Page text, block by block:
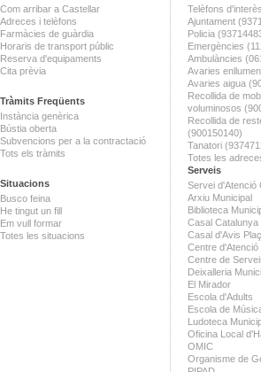
Com arribar a Castellar
Adreces i telèfons
Farmàcies de guàrdia
Horaris de transport públic
Reserva d'equipaments
Cita prèvia
Tràmits Freqüents
Instància genèrica
Bústia oberta
Subvencions per a la contractació
Tots els tràmits
Situacions
Busco feina
He tingut un fill
Em vull formar
Totes les situacions
Telèfons d'interès
Ajuntament
Policia
Emergències
Ambulàncies
Avaries
Avaries aigua
Recollida de
voluminosos
Recollida de
(900150140)
Tanatori
Totes les
Serveis
Servei d'Atenció
Arxiu Municipal
Biblioteca
Casal Catalunya
Casal d'Avis
Centre d'Atenció
Centre de
Deixalleria
El Mirador
Escola d'Adults
Escola de
Ludoteca
Oficina Local
OMIC
Organisme de